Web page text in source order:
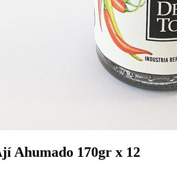
Ahumado 170gr x 12